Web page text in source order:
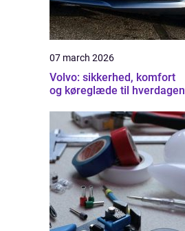
07 march 2026
Volvo: sikkerhed, komfort
og køreglæde til hverdagen